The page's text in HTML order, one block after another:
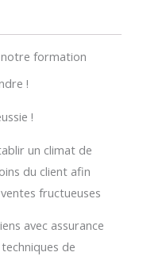
notre formation
!
!
un climat de
du client afin
fructueuses
avec assurance
de